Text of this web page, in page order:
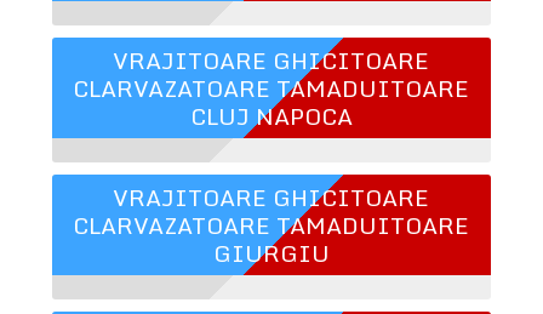
VRAJITOARE GHICITOARE
CLARVAZATOARE TAMADUITOARE
CLUJ NAPOCA
VRAJITOARE GHICITOARE
CLARVAZATOARE TAMADUITOARE
GIURGIU